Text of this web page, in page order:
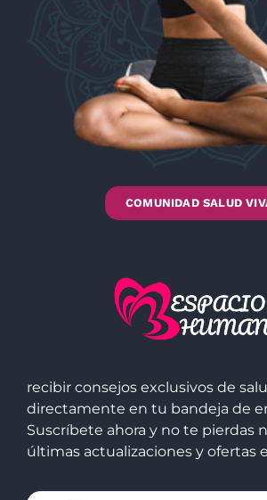
COMUNIDAD SALUD
recibir consejos exclusivos de
directamente en tu bandeja de
Suscríbete ahora y no te pierdas
últimas actualizaciones y ofertas